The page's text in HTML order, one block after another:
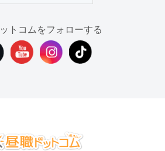
トコムをフォローする